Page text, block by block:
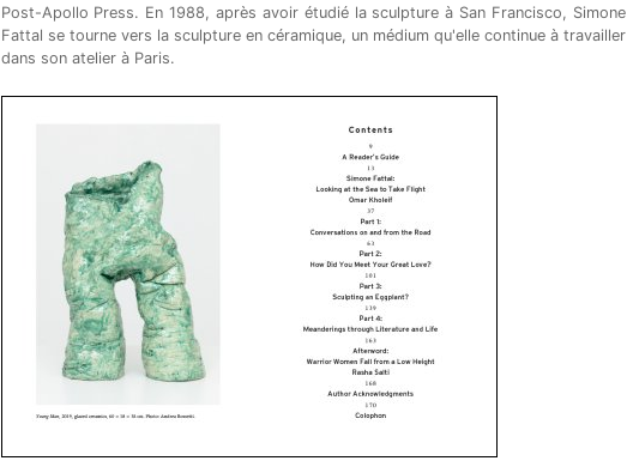
Post-Apollo Press. En 1988, après avoir étudié la sculpture à San Francisco, Simone
Fattal se tourne vers la sculpture en céramique, un médium qu'elle continue à travailler
dans son atelier à Paris.